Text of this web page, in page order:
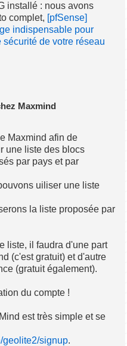
installé : nous avons
complet, [pfSense]
indispensable pour
de votre réseau
Maxmind
Maxmind afin de
une liste des blocs
par pays et par
uiliser une liste
la liste proposée par
liste, il faudra d'une part
(c'est gratuit) et d'autre
(gratuit également).
du compte !
est très simple et se
geolite2/signup.